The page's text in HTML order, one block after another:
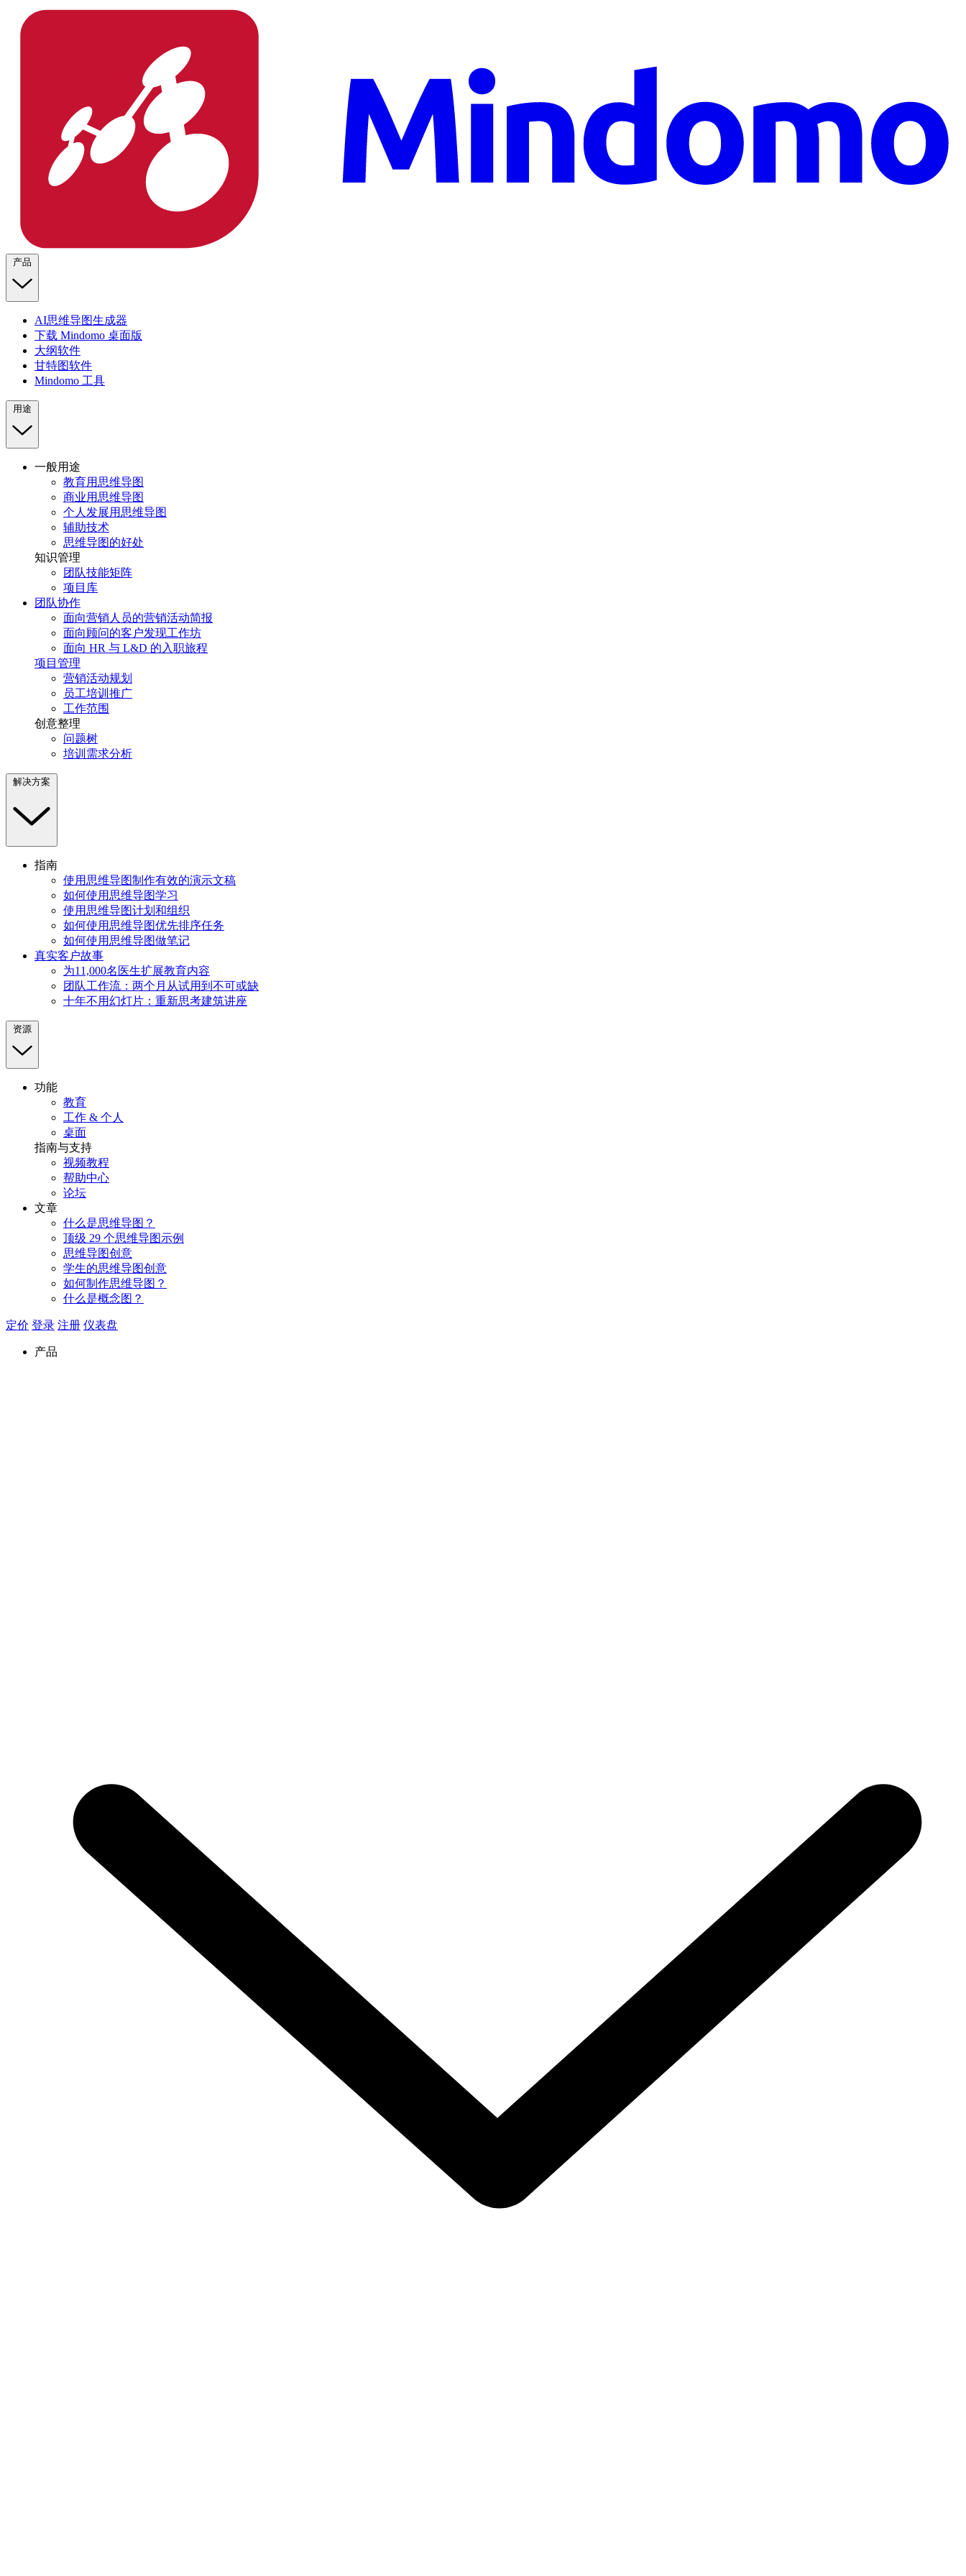
产品
AI思维导图生成器
下载 Mindomo 桌面版
大纲软件
甘特图软件
Mindomo 工具
用途
一般用途
教育用思维导图
商业用思维导图
个人发展用思维导图
辅助技术
思维导图的好处
知识管理
团队技能矩阵
项目库
团队协作
面向营销人员的营销活动简报
面向顾问的客户发现工作坊
面向 HR 与 L&D 的入职旅程
项目管理
营销活动规划
员工培训推广
工作范围
创意整理
问题树
培训需求分析
解决方案
指南
使用思维导图制作有效的演示文稿
如何使用思维导图学习
使用思维导图计划和组织
如何使用思维导图优先排序任务
如何使用思维导图做笔记
真实客户故事
为11,000名医生扩展教育内容
团队工作流：两个月从试用到不可或缺
十年不用幻灯片：重新思考建筑讲座
资源
功能
教育
工作 & 个人
桌面
指南与支持
视频教程
帮助中心
论坛
文章
什么是思维导图？
顶级 29 个思维导图示例
思维导图创意
学生的思维导图创意
如何制作思维导图？
什么是概念图？
定价 登录 注册 仪表盘
产品